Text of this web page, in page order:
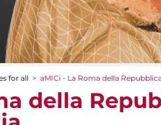
for all > aMICi - La Roma della
della